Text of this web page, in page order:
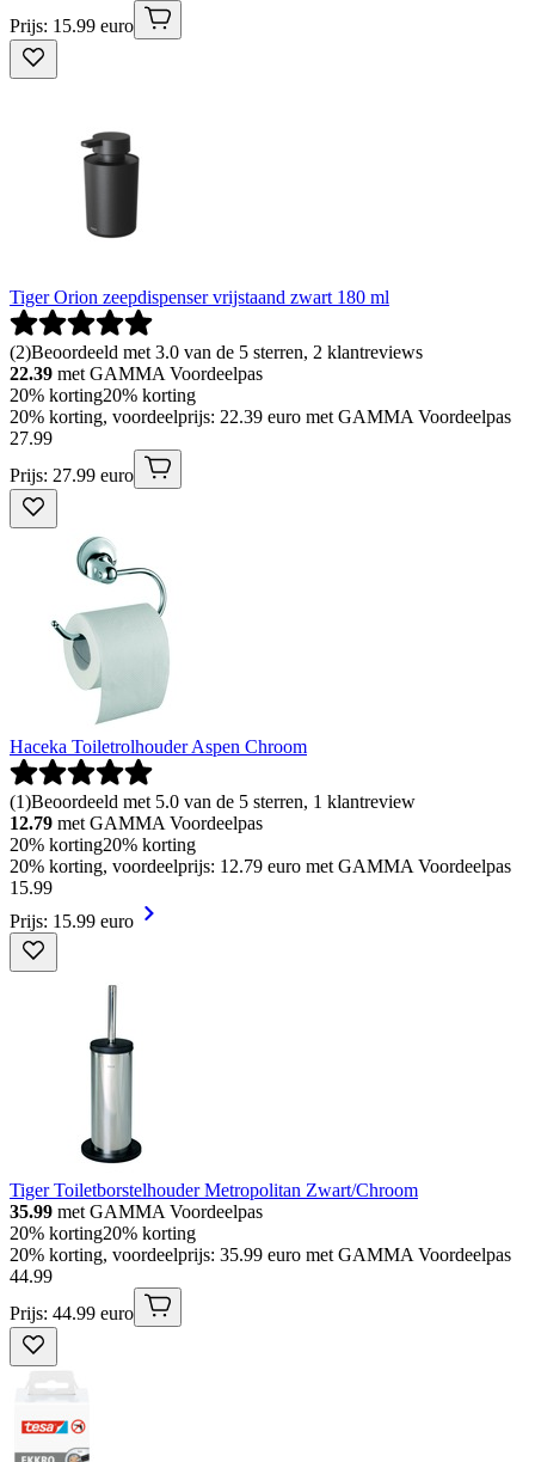
Prijs: 15.99 euro
Tiger Orion zeepdispenser vrijstaand zwart 180 ml
(2)Beoordeeld met 3.0 van de 5 sterren, 2 klantreviews
22.39 met GAMMA Voordeelpas
20% korting20% korting
20% korting, voordeelprijs: 22.39 euro met GAMMA Voordeelpas
27.99
Prijs: 27.99 euro
Haceka Toiletrolhouder Aspen Chroom
(1)Beoordeeld met 5.0 van de 5 sterren, 1 klantreview
12.79 met GAMMA Voordeelpas
20% korting20% korting
20% korting, voordeelprijs: 12.79 euro met GAMMA Voordeelpas
15.99
Prijs: 15.99 euro
Tiger Toiletborstelhouder Metropolitan Zwart/Chroom
35.99 met GAMMA Voordeelpas
20% korting20% korting
20% korting, voordeelprijs: 35.99 euro met GAMMA Voordeelpas
44.99
Prijs: 44.99 euro